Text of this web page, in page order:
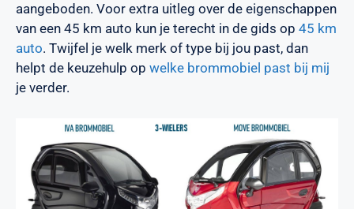
aangeboden. Voor extra uitleg over de eigenschappen
van een 45 km auto kun je terecht in de gids op 45 km
auto. Twijfel je welk merk of type bij jou past, dan
helpt de keuzehulp op welke brommobiel past bij mij
je verder.